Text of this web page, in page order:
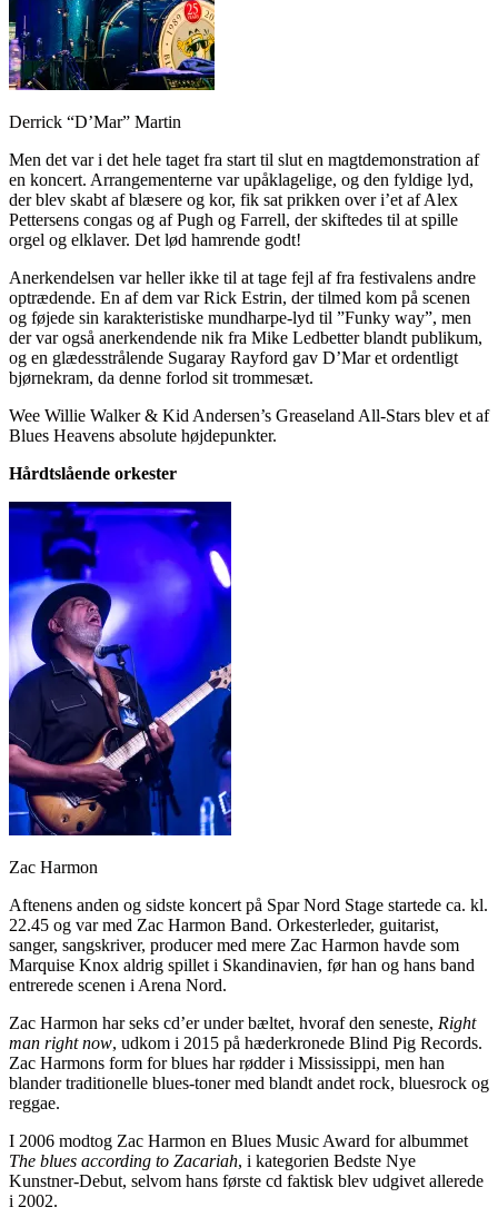
Derrick “D’Mar” Martin
Men det var i det hele taget fra start til slut en magtdemonstration af
en koncert. Arrangementerne var upåklagelige, og den fyldige lyd,
der blev skabt af blæsere og kor, fik sat prikken over i’et af Alex
Pettersens congas og af Pugh og Farrell, der skiftedes til at spille
orgel og elklaver. Det lød hamrende godt!
Anerkendelsen var heller ikke til at tage fejl af fra festivalens andre
optrædende. En af dem var Rick Estrin, der tilmed kom på scenen
og føjede sin karakteristiske mundharpe-lyd til ”Funky way”, men
der var også anerkendende nik fra Mike Ledbetter blandt publikum,
og en glædesstrålende Sugaray Rayford gav D’Mar et ordentligt
bjørnekram, da denne forlod sit trommesæt.
Wee Willie Walker & Kid Andersen’s Greaseland All-Stars blev et af
Blues Heavens absolute højdepunkter.
Hårdtslående orkester
Zac Harmon
Aftenens anden og sidste koncert på Spar Nord Stage startede ca. kl.
22.45 og var med Zac Harmon Band. Orkesterleder, guitarist,
sanger, sangskriver, producer med mere Zac Harmon havde som
Marquise Knox aldrig spillet i Skandinavien, før han og hans band
entrerede scenen i Arena Nord.
Zac Harmon har seks cd’er under bæltet, hvoraf den seneste, Right
man right now, udkom i 2015 på hæderkronede Blind Pig Records.
Zac Harmons form for blues har rødder i Mississippi, men han
blander traditionelle blues-toner med blandt andet rock, bluesrock og
reggae.
I 2006 modtog Zac Harmon en Blues Music Award for albummet
The blues according to Zacariah, i kategorien Bedste Nye
Kunstner-Debut, selvom hans første cd faktisk blev udgivet allerede
i 2002.